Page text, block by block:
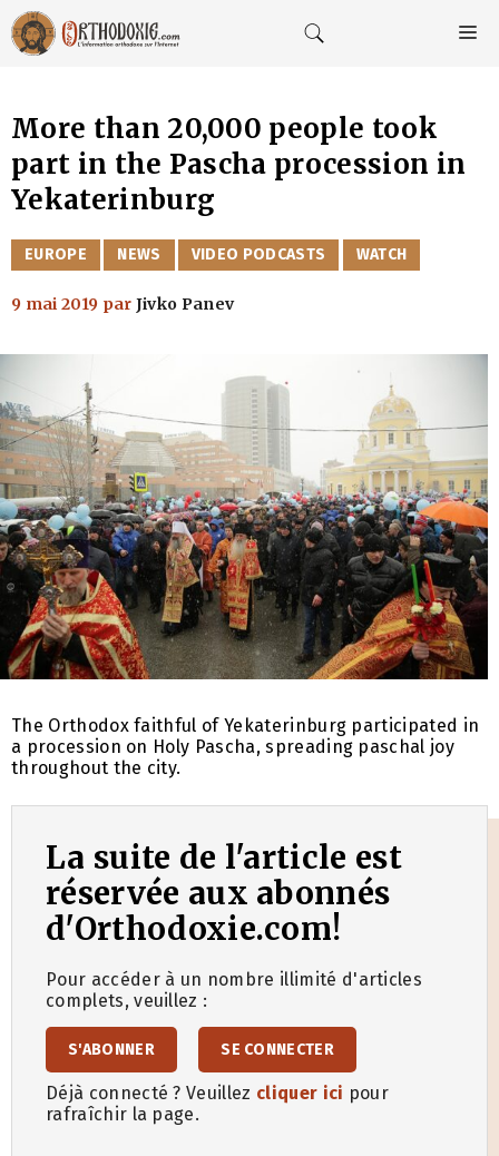
Aller
au
contenu
More than 20,000 people took
part in the Pascha procession in
Yekaterinburg
CATÉGORIES
EUROPE NEWS VIDEO PODCASTS WATCH
9 mai 2019 par Jivko Panev
The Orthodox faithful of Yekaterinburg participated in
a procession on Holy Pascha, spreading paschal joy
throughout the city.
La suite de l'article est
réservée aux abonnés
d'Orthodoxie.com!
Pour accéder à un nombre illimité d'articles
complets, veuillez :
S'ABONNER SE CONNECTER
Déjà connecté ? Veuillez cliquer ici pour
rafraîchir la page.